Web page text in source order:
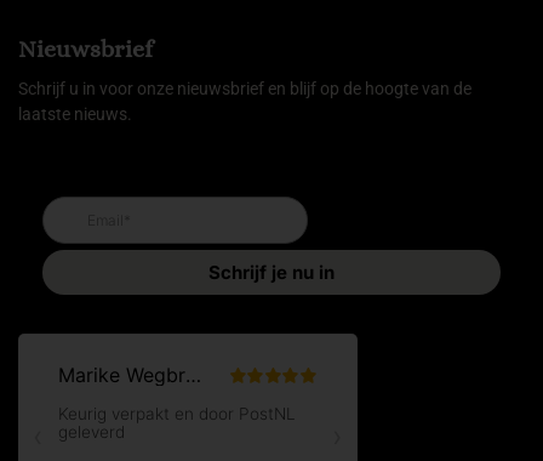
Nieuwsbrief
Schrijf u in voor onze nieuwsbrief en blijf op de hoogte van de
laatste nieuws.